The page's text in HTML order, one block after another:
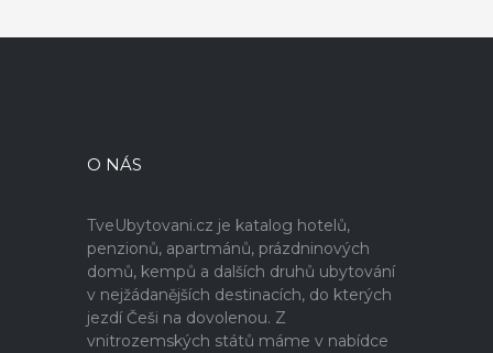
O NÁS
TveUbytovani.cz je katalog hotelů,
penzionů, apartmánů, prázdninových
domů, kempů a dalších druhů ubytování
v nejžádanějších destinacích, do kterých
jezdí Češi na dovolenou. Z
vnitrozemských států máme v nabídce